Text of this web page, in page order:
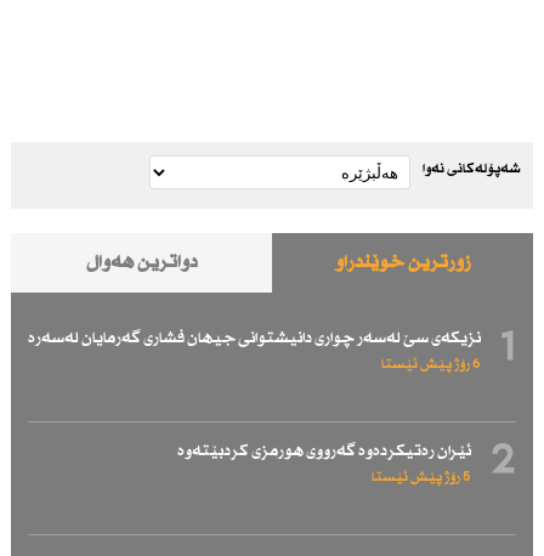
شەپۆلەکانی نەوا
زۆرترین خوێندراو دواترین هەواڵ
1 نزیكەی سێ لەسەر چواری دانیشتوانی جیهان فشاری گەرمایان لەسەرە
6 رۆژ پێش ئێستا
2 ئێران رەتیكردەوە گەرووی هورمزی كردبێتەوە
5 رۆژ پێش ئێستا